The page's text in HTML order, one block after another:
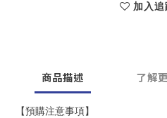
加入
商品描述 了解
【預購注意事項】